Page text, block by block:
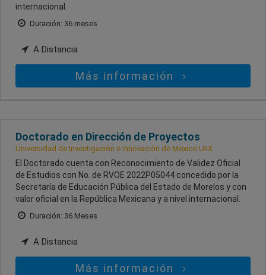
internacional.
Duración: 36 meses
A Distancia
Más información
Doctorado en Dirección de Proyectos
Universidad de Investigación e Innovación de Mexico UIIX
El Doctorado cuenta con Reconocimiento de Validez Oficial
de Estudios con No. de RVOE 2022P05044 concedido por la
Secretaría de Educación Pública del Estado de Morelos y con
valor oficial en la República Mexicana y a nivel internacional.
Duración: 36 Meses
A Distancia
Más información